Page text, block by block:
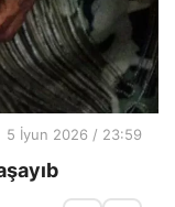
5 İyun 2026 / 23:59